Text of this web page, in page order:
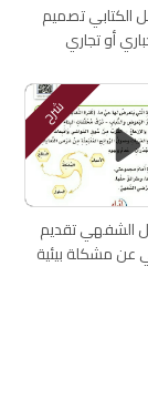
الكتابي تصميم
أو تجاري
شرح
الشفهي تقديم
مشكلة بيئية